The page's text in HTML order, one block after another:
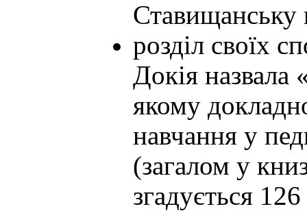
Ставищанську
розділ своїх
Докія назвала
якому
навчання у
(загалом у
згадується 126